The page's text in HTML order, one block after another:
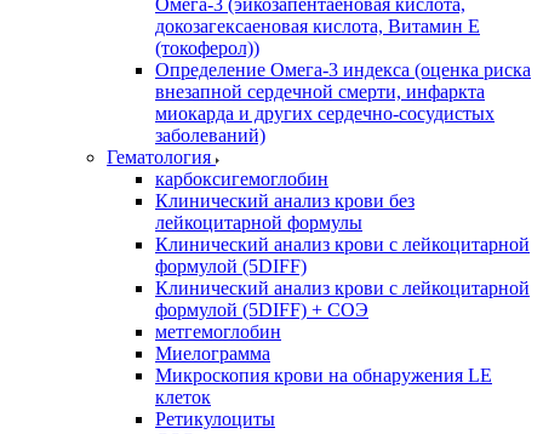
Омега-3 (эйкозапентаеновая кислота,
докозагексаеновая кислота, Витамин E
(токоферол))
Определение Омега-3 индекса (оценка риска
внезапной сердечной смерти, инфаркта
миокарда и других сердечно-сосудистых
заболеваний)
Гематология
карбоксигемоглобин
Клинический анализ крови без
лейкоцитарной формулы
Клинический анализ крови с лейкоцитарной
формулой (5DIFF)
Клинический анализ крови с лейкоцитарной
формулой (5DIFF) + СОЭ
метгемоглобин
Миелограмма
Микроскопия крови на обнаружения LE
клеток
Ретикулоциты